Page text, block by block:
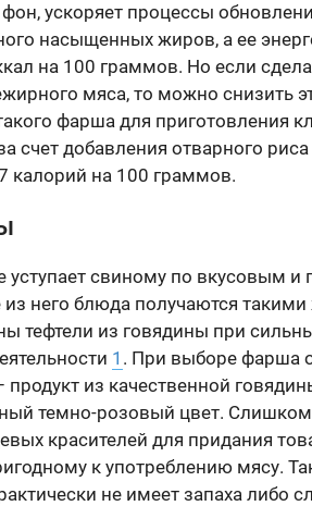
ускоряет процессы
насыщенных жиров, а ее
на 100 граммов. Но если
мяса, то можно снизить
фарша для приготовления
счет добавления отварного
калорий на 100 граммов.
свиному по вкусовым и
него блюда получаются
тефтели из говядины при
1 . При выборе фарша
из качественной
темно-розовый цвет. Слишком
красителей для придания
к употреблению мясу.
не имеет запаха либо